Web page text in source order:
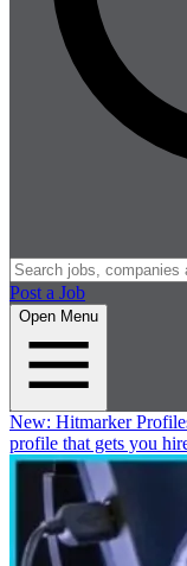
Post a Job
Open Menu
New: Hitmarker
profile that gets you